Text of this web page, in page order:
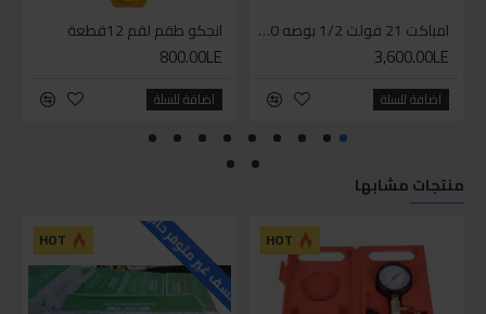
امباكت 21 فولت 1/2 بوصه 550 نيوتن من دورميري
3,600.00LE
اضافة للسلة
انجكو طقم لقم 12قطعة
800.00LE
اضافة للسلة
منتجات مشابها
HOT
HOT للاسف غير متوفر حاليا